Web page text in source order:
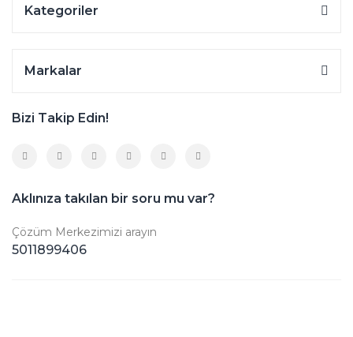
Kategoriler
Markalar
Bizi Takip Edin!
Aklınıza takılan bir soru mu var?
Çözüm Merkezimizi arayın
5011899406